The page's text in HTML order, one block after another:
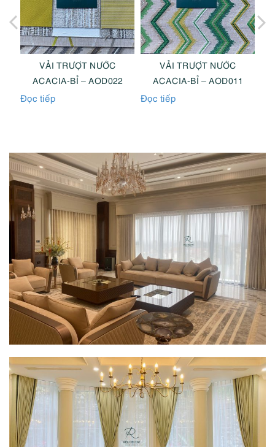
VẢI TRƯỢT NƯỚC
ACACIA-BỈ – AOD022
Đọc tiếp
VẢI TRƯỢT NƯỚC
ACACIA-BỈ – AOD011
Đọc tiếp